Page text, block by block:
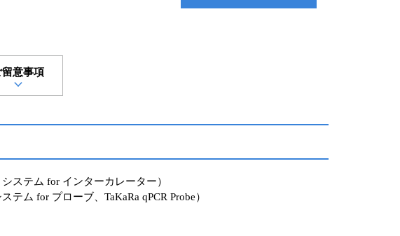
留意事項
ステム for インターカレーター）
ム for プローブ、TaKaRa qPCR Probe）